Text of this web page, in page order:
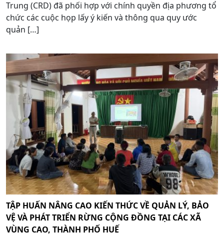
Trung (CRD) đã phối hợp với chính quyền địa phương tổ
chức các cuộc họp lấy ý kiến và thông qua quy ước
quản […]
TẬP HUẤN NÂNG CAO KIẾN THỨC VỀ QUẢN LÝ, BẢO
VỆ VÀ PHÁT TRIỂN RỪNG CỘNG ĐỒNG TẠI CÁC XÃ
VÙNG CAO, THÀNH PHỐ HUẾ